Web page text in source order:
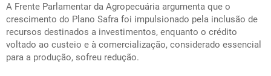
A Frente Parlamentar da Agropecuária argumenta que o
crescimento do Plano Safra foi impulsionado pela inclusão de
recursos destinados a investimentos, enquanto o crédito
voltado ao custeio e à comercialização, considerado essencial
para a produção, sofreu redução.